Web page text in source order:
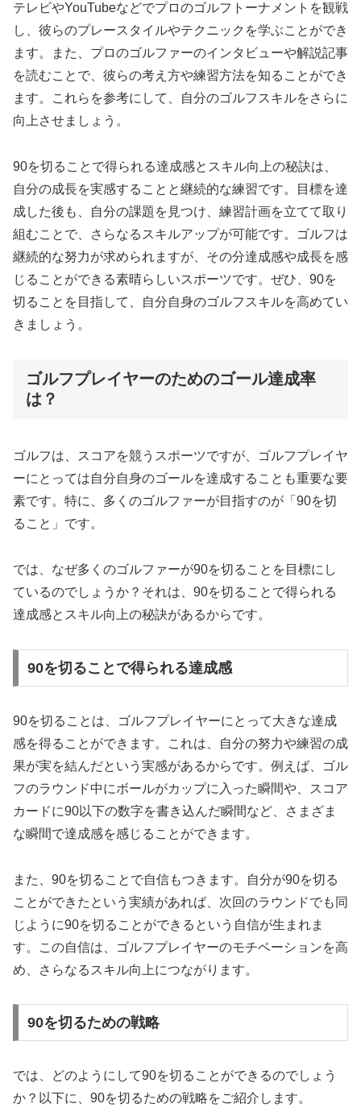
テレビやYouTubeなどでプロのゴルフトーナメントを観戦
し、彼らのプレースタイルやテクニックを学ぶことができ
ます。また、プロのゴルファーのインタビューや解説記事
を読むことで、彼らの考え方や練習方法を知ることができ
ます。これらを参考にして、自分のゴルフスキルをさらに
向上させましょう。
90を切ることで得られる達成感とスキル向上の秘訣は、
自分の成長を実感することと継続的な練習です。目標を達
成した後も、自分の課題を見つけ、練習計画を立てて取り
組むことで、さらなるスキルアップが可能です。ゴルフは
継続的な努力が求められますが、その分達成感や成長を感
じることができる素晴らしいスポーツです。ぜひ、90を
切ることを目指して、自分自身のゴルフスキルを高めてい
きましょう。
ゴルフプレイヤーのためのゴール達成率
は？
ゴルフは、スコアを競うスポーツですが、ゴルフプレイヤ
ーにとっては自分自身のゴールを達成することも重要な要
素です。特に、多くのゴルファーが目指すのが「90を切
ること」です。
では、なぜ多くのゴルファーが90を切ることを目標にし
ているのでしょうか？それは、90を切ることで得られる
達成感とスキル向上の秘訣があるからです。
90を切ることで得られる達成感
90を切ることは、ゴルフプレイヤーにとって大きな達成
感を得ることができます。これは、自分の努力や練習の成
果が実を結んだという実感があるからです。例えば、ゴル
フのラウンド中にボールがカップに入った瞬間や、スコア
カードに90以下の数字を書き込んだ瞬間など、さまざま
な瞬間で達成感を感じることができます。
また、90を切ることで自信もつきます。自分が90を切る
ことができたという実績があれば、次回のラウンドでも同
じように90を切ることができるという自信が生まれま
す。この自信は、ゴルフプレイヤーのモチベーションを高
め、さらなるスキル向上につながります。
90を切るための戦略
では、どのようにして90を切ることができるのでしょう
か？以下に、90を切るための戦略をご紹介します。